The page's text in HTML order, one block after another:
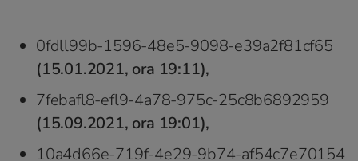
0fdll99b-1596-48e5-9098-e39a2f81cf65
(15.01.2021, ora 19:11),
7febafl8-efl9-4a78-975c-25c8b6892959
(15.09.2021, ora 19:01),
10a4d66e-719f-4e29-9b74-af54c7e70154